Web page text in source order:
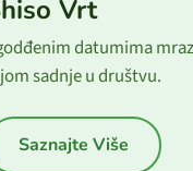
Vrt
datumima
sadnje u društvu.
Saznajte Više